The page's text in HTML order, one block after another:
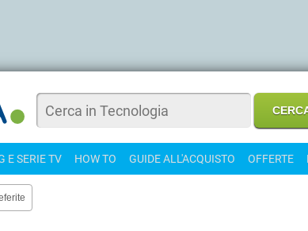
E SERIE TV HOW TO GUIDE ALL'ACQUISTO OFFERTE